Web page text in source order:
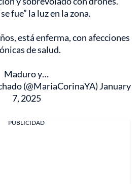
fue” la luz en la zona.
está enferma, con afecciones
de salud.
Maduro y…
(@MariaCorinaYA) January
7, 2025
PUBLICIDAD